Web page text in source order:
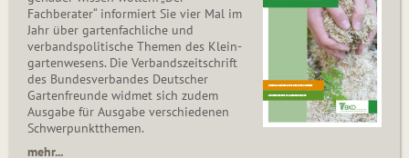
Fachberater“ informiert Sie vier Mal im
Jahr über gartenfachliche und
verbandspolitische Themen des Klein­
gar­ten­wesens. Die Ver­bands­zeit­schrift
des Bun­des­ver­ban­des Deutscher
Gartenfreunde widmet sich zudem
Ausgabe für Ausgabe verschiedenen
Schwer­punkt­the­men.
mehr...